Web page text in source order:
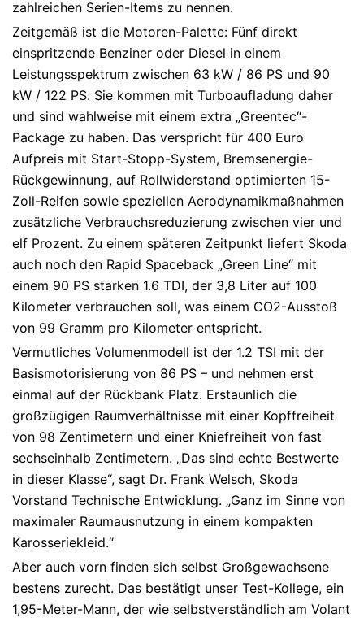
zahlreichen Serien-Items zu nennen.
Zeitgemäß ist die Motoren-Palette: Fünf direkt
einspritzende Benziner oder Diesel in einem
Leistungsspektrum zwischen 63 kW / 86 PS und 90
kW / 122 PS. Sie kommen mit Turboaufladung daher
und sind wahlweise mit einem extra „Greentec“-
Package zu haben. Das verspricht für 400 Euro
Aufpreis mit Start-Stopp-System, Bremsenergie-
Rückgewinnung, auf Rollwiderstand optimierten 15-
Zoll-Reifen sowie speziellen Aerodynamikmaßnahmen
zusätzliche Verbrauchsreduzierung zwischen vier und
elf Prozent. Zu einem späteren Zeitpunkt liefert Skoda
auch noch den Rapid Spaceback „Green Line“ mit
einem 90 PS starken 1.6 TDI, der 3,8 Liter auf 100
Kilometer verbrauchen soll, was einem CO2-Ausstoß
von 99 Gramm pro Kilometer entspricht.
Vermutliches Volumenmodell ist der 1.2 TSI mit der
Basismotorisierung von 86 PS – und nehmen erst
einmal auf der Rückbank Platz. Erstaunlich die
großzügigen Raumverhältnisse mit einer Kopffreiheit
von 98 Zentimetern und einer Kniefreiheit von fast
sechseinhalb Zentimetern. „Das sind echte Bestwerte
in dieser Klasse“, sagt Dr. Frank Welsch, Skoda
Vorstand Technische Entwicklung. „Ganz im Sinne von
maximaler Raumausnutzung in einem kompakten
Karosseriekleid.“
Aber auch vorn finden sich selbst Großgewachsene
bestens zurecht. Das bestätigt unser Test-Kollege, ein
1,95-Meter-Mann, der wie selbstverständlich am Volant